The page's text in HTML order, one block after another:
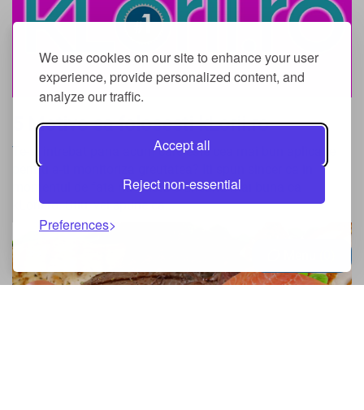
We use cookies on our site to enhance your user
experience, provide personalized content, and
analyze our traffic.
Accept all
Reject non-essential
Preferences
5 Motive sa folosesti kLorii.ro
Te-ai intrebat pana acum care este cea mai bun aplicatie
pentru a-ti monitoriza greutatea? Iti spun sincer ca in
momentul de fata nu exista o unealta mai buna ca
kLorii.ro. Stiu, vei spune ca...